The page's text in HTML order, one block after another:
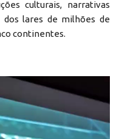
culturais, narrativas
dos lares de milhões de
continentes.